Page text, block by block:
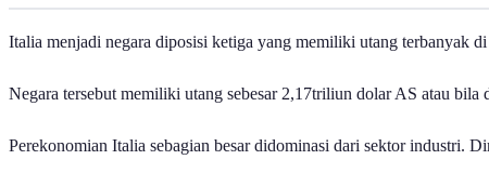
Italia menjadi negara diposisi ketiga yang memiliki utang terbanyak
Negara tersebut memiliki utang sebesar 2,17triliun dolar AS atau
Perekonomian Italia sebagian besar didominasi dari sektor industri.